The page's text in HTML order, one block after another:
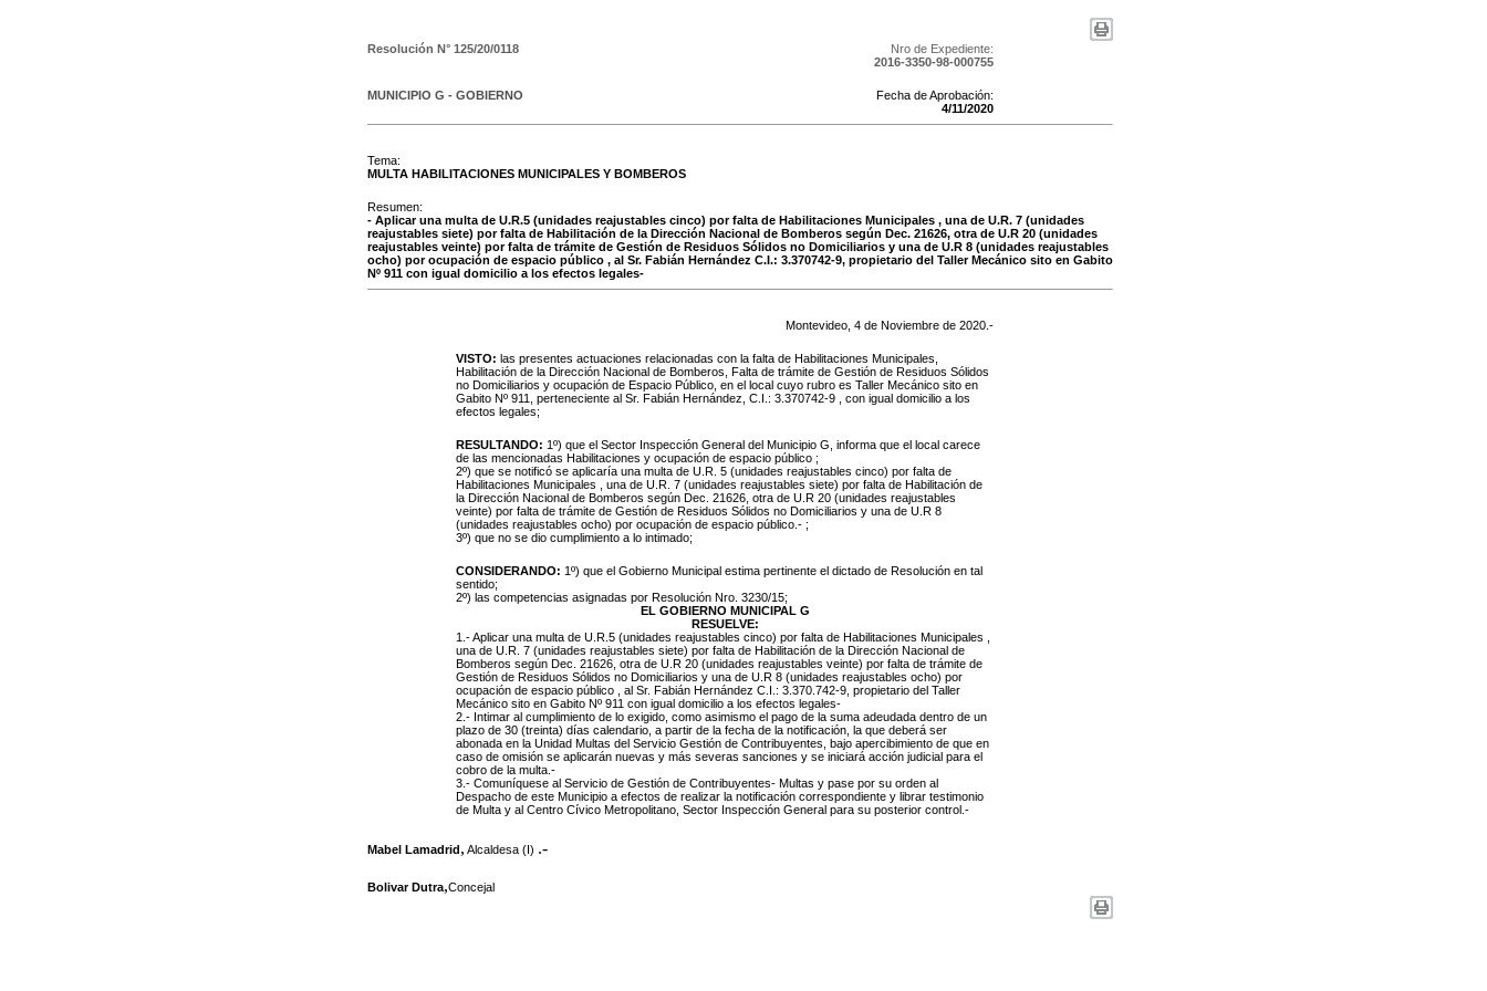
Resolución N° 125/20/0118
Nro de Expediente:
2016-3350-98-000755
MUNICIPIO G - GOBIERNO
Fecha de Aprobación:
4/11/2020
Tema:
MULTA HABILITACIONES MUNICIPALES Y BOMBEROS
Resumen:
- Aplicar una multa de U.R.5 (unidades reajustables cinco) por falta de Habilitaciones Municipales , una de U.R. 7 (unidades
reajustables siete) por falta de Habilitación de la Dirección Nacional de Bomberos según Dec. 21626, otra de U.R 20 (unidades
reajustables veinte) por falta de trámite de Gestión de Residuos Sólidos no Domiciliarios y una de U.R 8 (unidades reajustables
ocho) por ocupación de espacio público , al Sr. Fabián Hernández C.I.: 3.370742-9, propietario del Taller Mecánico sito en Gabito
Nº 911 con igual domicilio a los efectos legales-
Montevideo, 4 de Noviembre de 2020 .-
VISTO: las presentes actuaciones relacionadas con la falta de Habilitaciones Municipales,
Habilitación de la Dirección Nacional de Bomberos, Falta de trámite de Gestión de Residuos Sólidos
no Domiciliarios y ocupación de Espacio Público, en el local cuyo rubro es Taller Mecánico sito en
Gabito Nº 911, perteneciente al Sr. Fabián Hernández, C.I.: 3.370742-9 , con igual domicilio a los
efectos legales;
RESULTANDO: 1º) que el Sector Inspección General del Municipio G, informa que el local carece
de las mencionadas Habilitaciones y ocupación de espacio público ;
2º) que se notificó se aplicaría una multa de U.R. 5 (unidades reajustables cinco) por falta de
Habilitaciones Municipales , una de U.R. 7 (unidades reajustables siete) por falta de Habilitación de
la Dirección Nacional de Bomberos según Dec. 21626, otra de U.R 20 (unidades reajustables
veinte) por falta de trámite de Gestión de Residuos Sólidos no Domiciliarios y una de U.R 8
(unidades reajustables ocho) por ocupación de espacio público.- ;
3º) que no se dio cumplimiento a lo intimado;
CONSIDERANDO: 1º) que el Gobierno Municipal estima pertinente el dictado de Resolución en tal
sentido;
2º) las competencias asignadas por Resolución Nro. 3230/15;
EL GOBIERNO MUNICIPAL G
RESUELVE:
1.- Aplicar una multa de U.R.5 (unidades reajustables cinco) por falta de Habilitaciones Municipales ,
una de U.R. 7 (unidades reajustables siete) por falta de Habilitación de la Dirección Nacional de
Bomberos según Dec. 21626, otra de U.R 20 (unidades reajustables veinte) por falta de trámite de
Gestión de Residuos Sólidos no Domiciliarios y una de U.R 8 (unidades reajustables ocho) por
ocupación de espacio público , al Sr. Fabián Hernández C.I.: 3.370.742-9, propietario del Taller
Mecánico sito en Gabito Nº 911 con igual domicilio a los efectos legales-
2.- Intimar al cumplimiento de lo exigido, como asimismo el pago de la suma adeudada dentro de un
plazo de 30 (treinta) días calendario, a partir de la fecha de la notificación, la que deberá ser
abonada en la Unidad Multas del Servicio Gestión de Contribuyentes, bajo apercibimiento de que en
caso de omisión se aplicarán nuevas y más severas sanciones y se iniciará acción judicial para el
cobro de la multa.-
3.- Comuníquese al Servicio de Gestión de Contribuyentes- Multas y pase por su orden al
Despacho de este Municipio a efectos de realizar la notificación correspondiente y librar testimonio
de Multa y al Centro Cívico Metropolitano, Sector Inspección General para su posterior control.-
Mabel Lamadrid, Alcaldesa (I) .-
Bolivar Dutra,Concejal